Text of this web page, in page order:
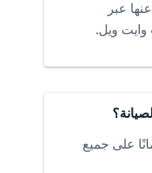
عبر
وايت ويل.
على جميع